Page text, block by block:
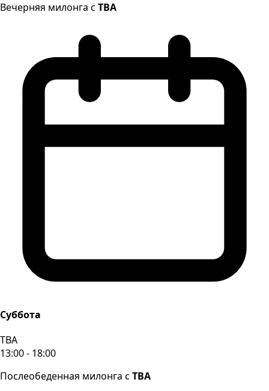
Вечерняя милонга с TBA
Суббота
TBA
13:00 - 18:00
Послеобеденная милонга с TBA